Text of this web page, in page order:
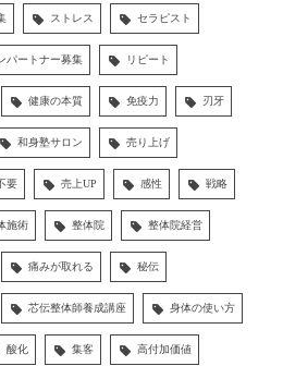
ストレス セラピスト
パートナー募集 リピート
健康の本質 免疫力 刃牙
和身塾サロン 売り上げ
要 売上UP 感性 戦略
施術 整体院 整体院経営
痛みが取れる 秘伝
芯伝整体師養成講座 身体の使い方
酸化 集客 高付加価値